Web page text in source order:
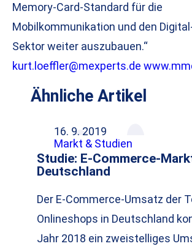
Memory-Card-Standard für die
Mobilkommunikation und den
Sektor weiter auszubauen.“
kurt.loeffler@mexperts.de
Ähnliche Artikel
16. 9. 2019
Markt & Studien
Studie: E-Commerce-
Deutschland
Der E-Commerce-Umsatz der
Onlineshops in Deutschland
Jahr 2018 ein zweistelliges